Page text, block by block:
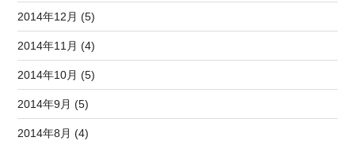
2014年12月 (5)
2014年11月 (4)
2014年10月 (5)
2014年9月 (5)
2014年8月 (4)